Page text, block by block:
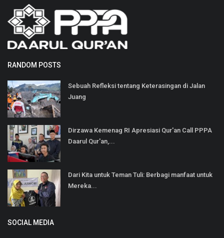
RANDOM POSTS
Sebuah Refleksi tentang Keterasingan di Jalan
Juang
Dirzawa Kemenag RI Apresiasi Qur'an Call PPPA
Daarul Qur'an,...
Dari Kita untuk Teman Tuli: Berbagi manfaat untuk
Mereka...
SOCIAL MEDIA